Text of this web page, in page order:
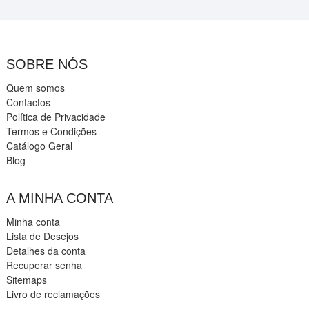
SOBRE NÓS
Quem somos
Contactos
Política de Privacidade
Termos e Condições
Catálogo Geral
Blog
A MINHA CONTA
Minha conta
Lista de Desejos
Detalhes da conta
Recuperar senha
Sitemaps
Livro de reclamações